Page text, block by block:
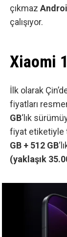
çıkmaz
çalışıyor.
Xiaomi
İlk olarak
fiyatları
GB‘lık
fiyat etiketiyle
GB + 512 GB
(yaklaşık